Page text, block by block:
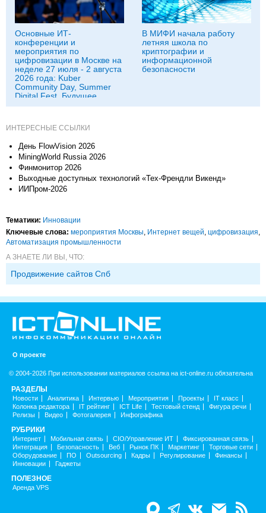
Основные ИТ-
конференции и
мероприятия по
цифровизации в Москве на
неделе 27 июля - 2 августа
2026 года: Kuber
Community Day, Summer
Digital Fest, Будущее
исследований в
В МИФИ начала работу
летняя школа по
криптографии и
информационной
безопасности
ИНТЕРЕСНЫЕ ССЫЛКИ
День FlowVision 2026
MiningWorld Russia 2026
Финмонитор 2026
Выходные доступных технологий «Тех-Френдли Викенд»
ИИПром-2026
Тематики: Инновации
Ключевые слова: мероприятия Москвы Интернет вещей цифровизация
Автоматизация промышленности
А ЗНАЕТЕ ЛИ ВЫ, ЧТО:
Продвижение сайтов Спб
О проекте
© 2004-2026 При использовании материалов ссылка на ict-online.ru обязательна
РАЗДЕЛЫ
Новости Аналитика Интервью Мероприятия Проекты
IT класс
Колонка редактора
IT рейтинг ICT Life Тестовый стенд
Фигура речи
Релизы
Видео Фотогалерея Инфографика
РУБРИКИ
Интернет Мобильная связь CIO/Управление ИТ
Фиксированная связь
Интеграция
Безопасность Веб Рынок ПК Маркетинг
Торговые сети
Оборудование
ПО Outsourcing Кадры Регулирование
Финансы
Инновации
Гаджеты
ПОЛЕЗНОЕ
Аренда VPS